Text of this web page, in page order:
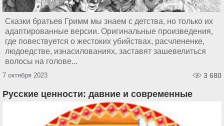
Сказки братьев Гримм мы знаем с детства, но только их
адаптированные версии. Оригинальные произведения,
где повествуется о жестоких убийствах, расчлененке,
людоедстве, изнасилованиях, заставят зашевелиться
волосы на голове...
7 октября 2023 3 680
Русские ценности: давние и современные